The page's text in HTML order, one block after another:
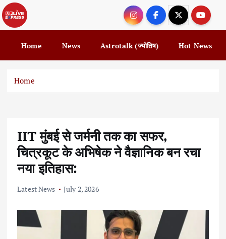
k
i
o
Home News Astrotalk (ज्योतिष) Hot News
Home
IIT मुंबई से जर्मनी तक का सफर,
चित्रकूट के अभिषेक ने वैज्ञानिक बन रचा
नया इतिहास:
Latest News July 2, 2026